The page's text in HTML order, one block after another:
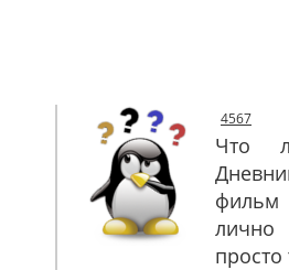
4567
Что
просто